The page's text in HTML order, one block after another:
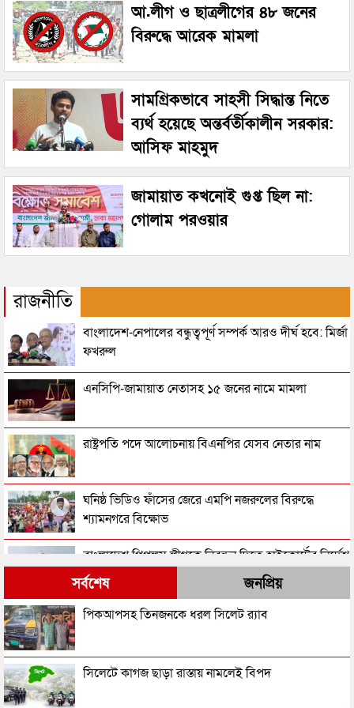
আ.লীগ ও ছাত্রলীগের ৪৮ জনের
বিরুদ্ধে আরেক মামলা
সামগ্রিকভাবে সাহসী সিদ্ধান্ত নিতে
ব্যর্থ হয়েছে অন্তর্বর্তীকালীন সরকার:
আসিফ মাহমুদ
জামায়াত কখনোই গুপ্ত ছিল না:
গোলাম পরওয়ার
রাজনীতি
বাংলাদেশ-নেপালের বন্ধুত্বপূর্ণ সম্পর্ক আরও দীর্ঘ হবে: মির্জা
ফখরুল
এনসিপি-জামায়াত নেতাসহ ১৫ জনের নামে মামলা
রাষ্ট্রপতি পদে আলোচনায় বিএনপির যেসব নেতার নাম
ঘনিষ্ঠ ভিডিও ফাঁসের জেরে এমপি নজরুলের বিরুদ্ধে
শ্যামনগরে বিক্ষোভ
বাংলাদেশ পিপলস লীগকে নিবন্ধন দিতে হাইকোর্টের নির্দেশ
‘জুলাইয়ের গাদ্দার কার্ড’ নামে একটা কার্ড করতে চান
‘স্বৈরাচার’ বিতাড়িত হওয়ার পর একটি ‘গুপ্ত বাহিনী’ ধীরে
সর্বশেষ জনপ্রিয়
পিকআপসহ তিনজনকে ধরল সিলেট র‌্যাব
সিলেটে কাগজ ছাড়া রাস্তায় নামলেই বিপদ